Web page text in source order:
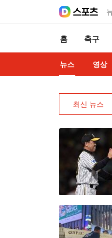
홈 축구
뉴스 영상
최신 뉴스